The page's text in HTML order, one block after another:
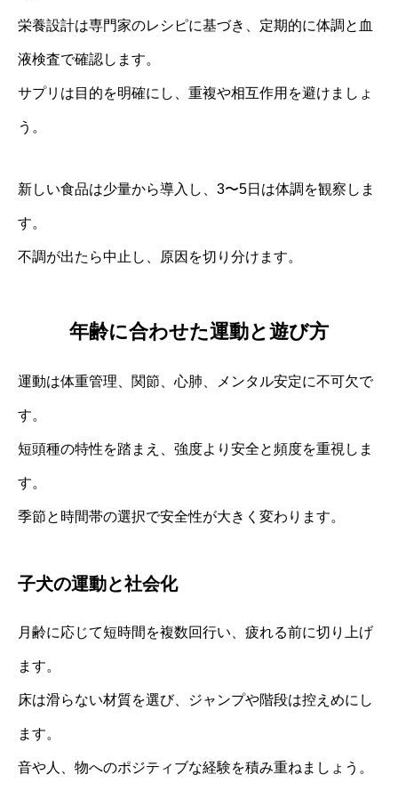
栄養設計は専門家のレシピに基づき、定期的に体調と血
液検査で確認します。
サプリは目的を明確にし、重複や相互作用を避けましょ
う。
新しい食品は少量から導入し、3〜5日は体調を観察しま
す。
不調が出たら中止し、原因を切り分けます。
年齢に合わせた運動と遊び方
運動は体重管理、関節、心肺、メンタル安定に不可欠で
す。
短頭種の特性を踏まえ、強度より安全と頻度を重視しま
す。
季節と時間帯の選択で安全性が大きく変わります。
子犬の運動と社会化
月齢に応じて短時間を複数回行い、疲れる前に切り上げ
ます。
床は滑らない材質を選び、ジャンプや階段は控えめにし
ます。
音や人、物へのポジティブな経験を積み重ねましょう。